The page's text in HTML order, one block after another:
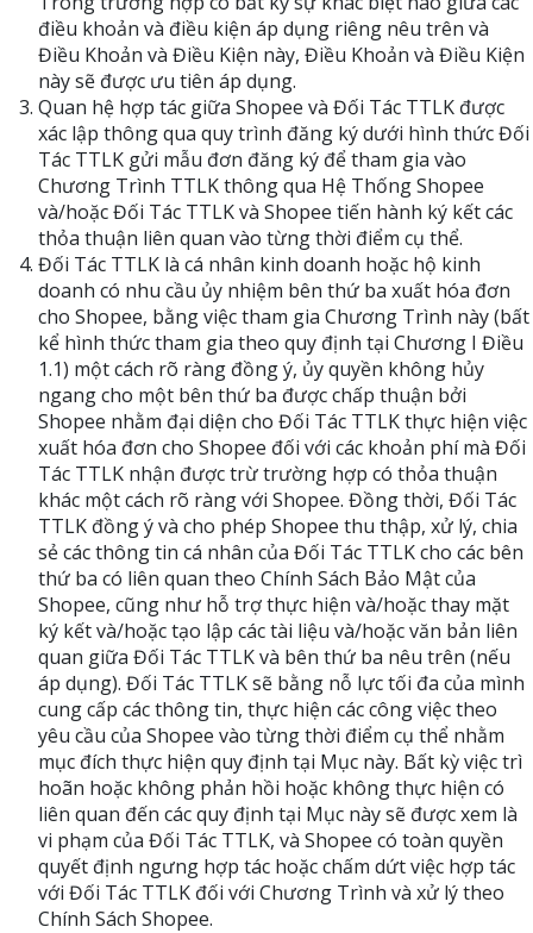
điều khoản và điều kiện áp dụng riêng nêu trên và
Điều Khoản và Điều Kiện này, Điều Khoản và Điều Kiện
này sẽ được ưu tiên áp dụng.
Quan hệ hợp tác giữa Shopee và Đối Tác TTLK được
xác lập thông qua quy trình đăng ký dưới hình thức Đối
Tác TTLK gửi mẫu đơn đăng ký để tham gia vào
Chương Trình TTLK thông qua Hệ Thống Shopee
và/hoặc Đối Tác TTLK và Shopee tiến hành ký kết các
thỏa thuận liên quan vào từng thời điểm cụ thể.
Đối Tác TTLK là cá nhân kinh doanh hoặc hộ kinh
doanh có nhu cầu ủy nhiệm bên thứ ba xuất hóa đơn
cho Shopee, bằng việc tham gia Chương Trình này (bất
kể hình thức tham gia theo quy định tại Chương I Điều
1.1) một cách rõ ràng đồng ý, ủy quyền không hủy
ngang cho một bên thứ ba được chấp thuận bởi
Shopee nhằm đại diện cho Đối Tác TTLK thực hiện việc
xuất hóa đơn cho Shopee đối với các khoản phí mà Đối
Tác TTLK nhận được trừ trường hợp có thỏa thuận
khác một cách rõ ràng với Shopee. Đồng thời, Đối Tác
TTLK đồng ý và cho phép Shopee thu thập, xử lý, chia
sẻ các thông tin cá nhân của Đối Tác TTLK cho các bên
thứ ba có liên quan theo Chính Sách Bảo Mật của
Shopee, cũng như hỗ trợ thực hiện và/hoặc thay mặt
ký kết và/hoặc tạo lập các tài liệu và/hoặc văn bản liên
quan giữa Đối Tác TTLK và bên thứ ba nêu trên (nếu
áp dụng). Đối Tác TTLK sẽ bằng nỗ lực tối đa của mình
cung cấp các thông tin, thực hiện các công việc theo
yêu cầu của Shopee vào từng thời điểm cụ thể nhằm
mục đích thực hiện quy định tại Mục này. Bất kỳ việc trì
hoãn hoặc không phản hồi hoặc không thực hiện có
liên quan đến các quy định tại Mục này sẽ được xem là
vi phạm của Đối Tác TTLK, và Shopee có toàn quyền
quyết định ngưng hợp tác hoặc chấm dứt việc hợp tác
với Đối Tác TTLK đối với Chương Trình và xử lý theo
Chính Sách Shopee.